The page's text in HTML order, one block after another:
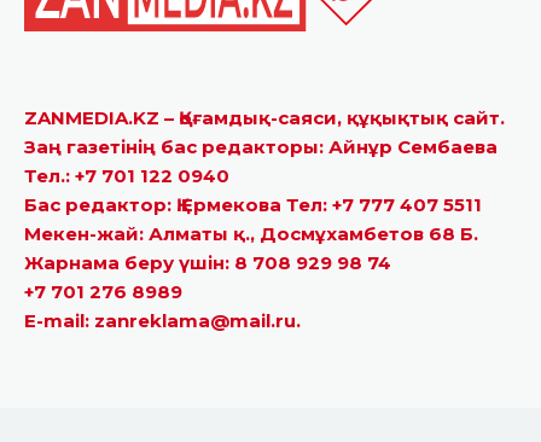
ZANMEDIA.KZ – Қоғамдық-саяси, құқықтық сайт.
Заң газетінің бас редакторы: Айнұр Сембаева
Тел.: +7 701 122 0940
Бас редактор: Қ.Ермекова Тел: +7 777 407 5511
Мекен-жай: Алматы қ., Досмұхамбетов 68 Б.
Жарнама беру үшін: 8 708 929 98 74
+7 701 276 8989
E-mail: zanreklama@mail.ru.